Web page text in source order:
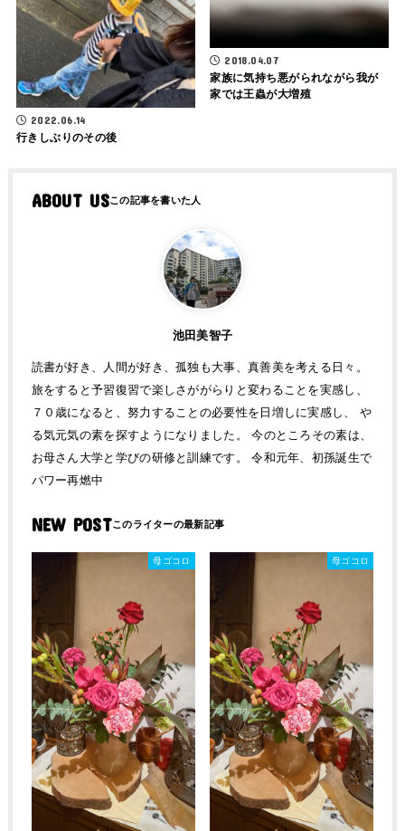
2022.06.14
行きしぶりのその後
2018.04.07
家族に気持ち悪がられながら我が
家では王蟲が大増殖
ABOUT US
池田美智子
読書が好き、人間が好き、孤独も大事、真善美を考える日々。
旅をすると予習復習で楽しさががらりと変わることを実感し、
７０歳になると、努力することの必要性を日増しに実感し、 や
る気元気の素を探すようになりました。 今のところその素は、
お母さん大学と学びの研修と訓練です。 令和元年、初孫誕生で
パワー再燃中
NEW POST
母ゴコロ 母ゴコロ